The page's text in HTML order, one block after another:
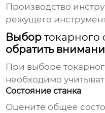
Производство
режущего
Выбортокарного
обратить
При выборе
необходимо
Состояние станка
Оцените общее